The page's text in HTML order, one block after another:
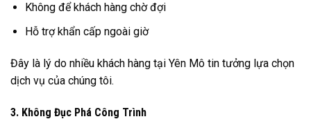
Không để khách hàng chờ đợi
Hỗ trợ khẩn cấp ngoài giờ
Đây là lý do nhiều khách hàng tại Yên Mô tin tưởng lựa chọn
dịch vụ của chúng tôi.
3. Không Đục Phá Công Trình